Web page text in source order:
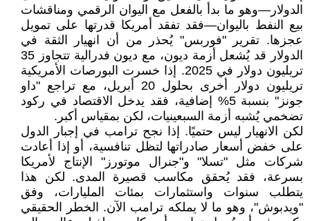
الدولار—وهو ما بدأ بالفعل مع اليوان الرقمي ومناقشات
بيع النفط باليوان—فقد تفقد أمريكا قدرتها على تمويل
عجزها. تقرير "فوربس" يُحذر من أن انهيار الثقة في
الدولار قد يُشعل أزمة ديون، مع ديون فدرالية تتجاوز 35
تريليون دولار في 2025. إذا خسرت البورصات الأمريكية
تريليون دولار أخرى بحلول 20 أبريل، مع تراجع "داو
جونز" بنسبة 5% إضافية، فقد يدخل الاقتصاد في ركود
تضخمي يُشبه أزمة السبعينيات، لكن بمقياس أكبر.
لكن الانهيار ليس حتميًا. إذا نجح ترامب في إجبار الدول
على خفض أسعار صادراتها لتظل تنافسية، أو إذا أعادت
شركات مثل "تسلا" و"جنرال موتورز" الإنتاج لأمريكا
بسرعة، فقد يُحقق مكاسب قصيرة المدى. لكن هذا
يتطلب سنوات واستثمارات بمئات المليارات، وفق
"ويدبوش"، وهو ما لا يملكه ترامب الآن. الخطر الحقيقي